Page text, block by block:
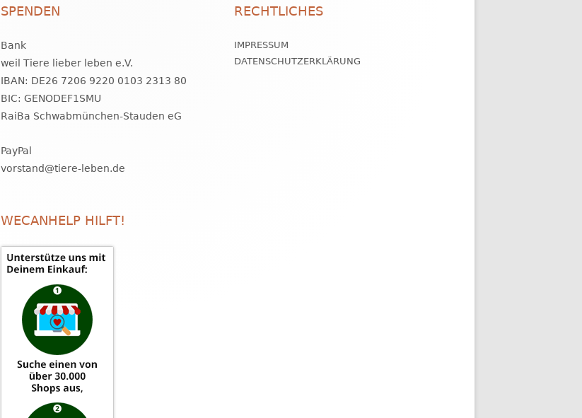
SPENDEN
Bank
weil Tiere lieber leben e.V.
IBAN: DE26 7206 9220 0103 2313 80
BIC: GENODEF1SMU
RaiBa Schwabmünchen-Stauden eG
PayPal
vorstand@tiere-leben.de
WECANHELP HILFT!
RECHTLICHES
IMPRESSUM
DATENSCHUTZERKLÄRUNG